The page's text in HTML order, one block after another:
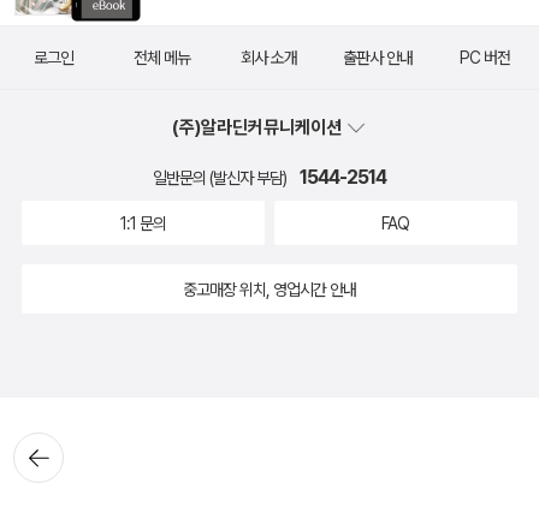
뒤로가
기
로그인 전체 메뉴 회사 소개 출판사 안내 PC 버전
(주)알라딘커뮤니케이션
일반문의 (발신자 부담) 1544-2514
1:1 문의 FAQ
중고매장 위치, 영업시간 안내